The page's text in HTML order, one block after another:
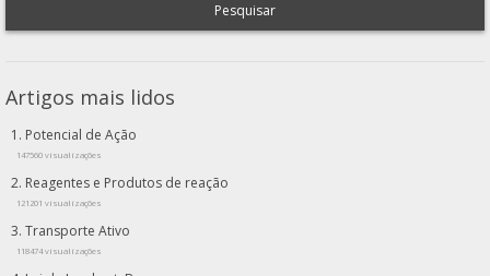
Pesquisar
Artigos mais lidos
Potencial de Ação
147560 visualizações
Reagentes e Produtos de reação
121201 visualizações
Transporte Ativo
118474 visualizações